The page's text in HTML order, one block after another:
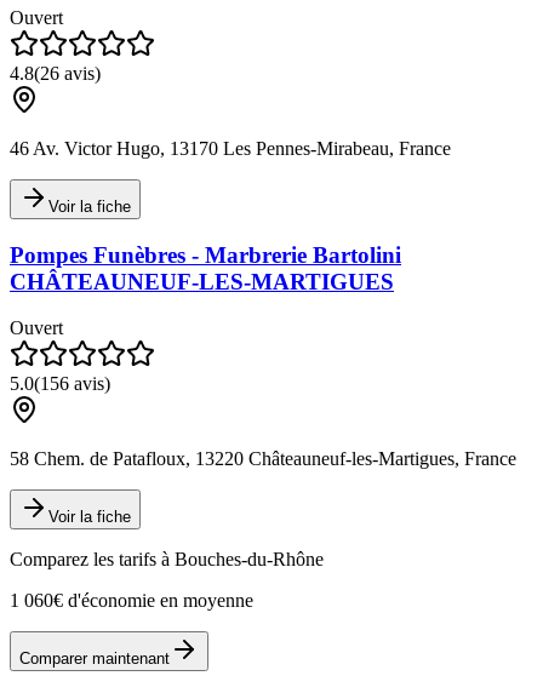
Ouvert
4.8(26 avis)
46 Av. Victor Hugo, 13170 Les Pennes-Mirabeau, France
Voir la fiche
Pompes Funèbres - Marbrerie Bartolini
CHÂTEAUNEUF-LES-MARTIGUES
Ouvert
5.0(156 avis)
58 Chem. de Patafloux, 13220 Châteauneuf-les-Martigues, France
Voir la fiche
Comparez les tarifs à Bouches-du-Rhône
1 060€ d'économie en moyenne
Comparer maintenant